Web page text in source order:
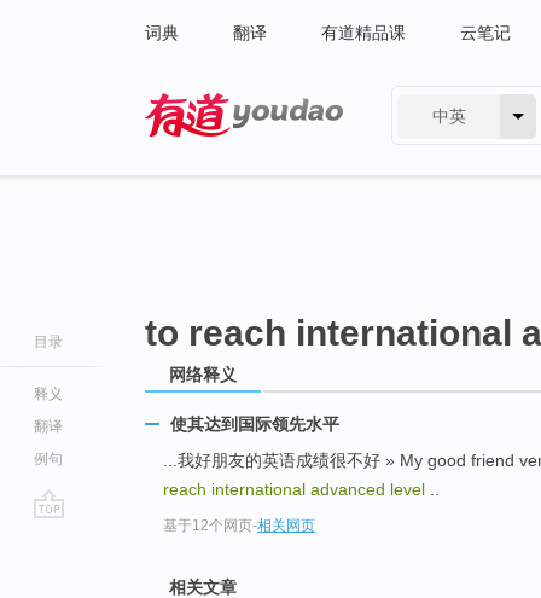
词典 翻译 有道精品课 云笔记
中英
目录
释义
翻译
例句
to reach international
网络释义
使其达到国际领先水平
...我好朋友的英语成绩很不好 » My good friend
reach international advanced level
基于12个网页-相关网页
相关文章